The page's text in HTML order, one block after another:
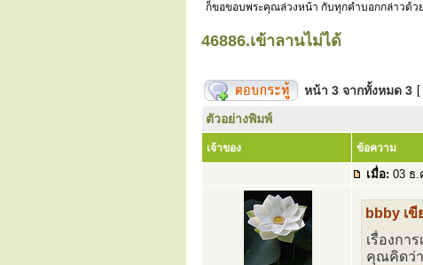
ก็ขอขอบพระคุณล่วงหน้า กับทุกคำบอกกล่าวด้ว
46886.เข้าลานไม่ได้
หน้า 3 จากทั้งหมด 3
ตัวอย่างพิมพ์
เจ้าของ ข้อความ
เมื่อ: 03 ธ.
bbby เขี
เรื่องกา
คุณคิดว่า